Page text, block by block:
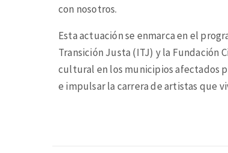
con nosotros.
Esta actuación se enmarca en el
Transición Justa (ITJ) y la Fundación
cultural en los municipios afectados
e impulsar la carrera de artistas que